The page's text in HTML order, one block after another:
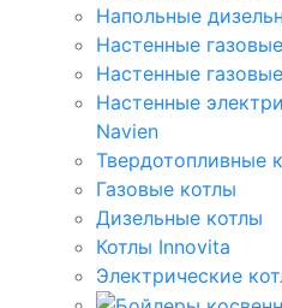
Напольные
Настенные
Настенные
Настенные
Navien
Твердотопливные
Газовые котлы
Дизельные котлы
Котлы Innovita
Электрические